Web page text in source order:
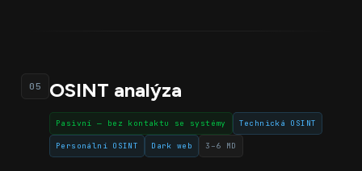
05 OSINT analýza
Pasivní — bez kontaktu se systémy Technická OSINT
Personální OSINT Dark web 3–6 MD